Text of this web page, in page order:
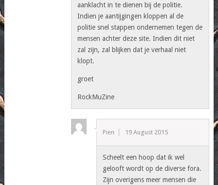
aanklacht in te dienen bij de politie.
Indien je aantijgingen kloppen al de
politie snel stappen ondernemen tegen de
mensen achter deze site. Indien dit niet
zal zijn, zal blijken dat je verhaal niet
klopt.
groet
RockMuZine
Pien 19 August 2015
Scheelt een hoop dat ik wel
gelooft wordt op de diverse fora.
Zijn overigens meer mensen die